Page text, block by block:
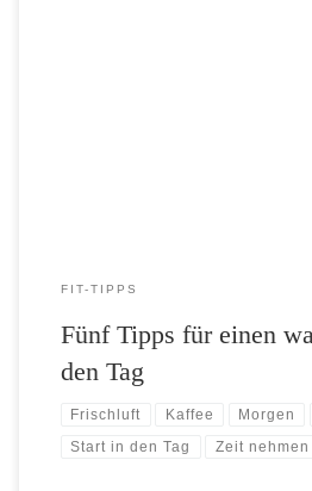
FIT-TIPPS
Fünf Tipps für einen
den Tag
Frischluft Kaffee Morgen
Start in den Tag Zeit nehmen